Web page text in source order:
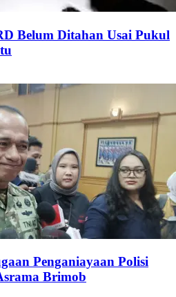
Belum Ditahan Usai Pukul
Penganiayaan Polisi
Brimob